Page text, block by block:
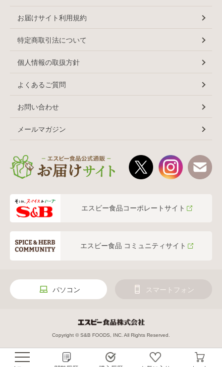
お届けサイト利用規約
特定商取引法について
個人情報の取扱方針
よくあるご質問
お問い合わせ
メールマガジン
エスビー食品コーポレートサイト
エスビー食品 コミュニティサイト
パソコン スマートフォン
Copyright © S&B FOODS, INC. All Rights Reserved.